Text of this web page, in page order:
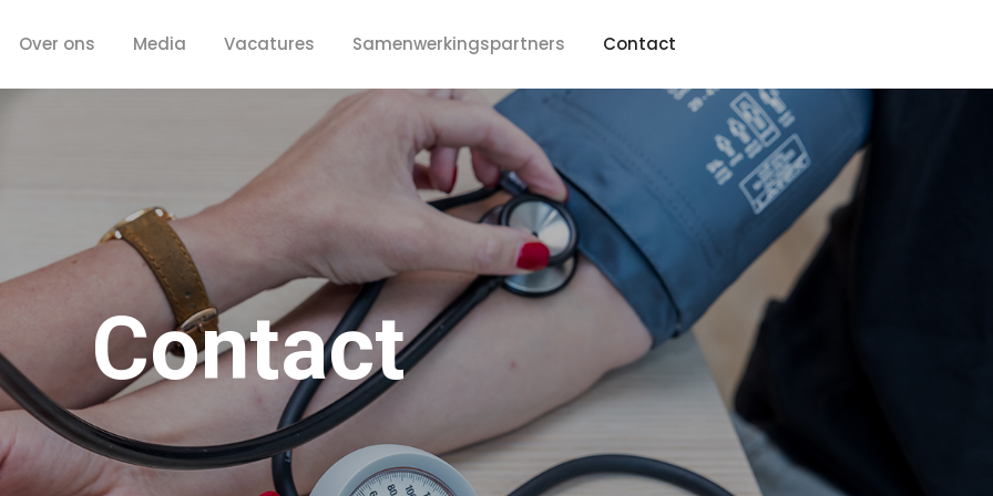
Over ons Media Vacatures Samenwerkingspartners Contact
Contact